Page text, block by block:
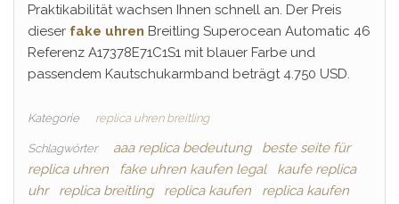
Praktikabilität wachsen Ihnen schnell an. Der Preis
dieser fake uhren Breitling Superocean Automatic 46
Referenz A17378E71C1S1 mit blauer Farbe und
passendem Kautschukarmband beträgt 4.750 USD.
Kategorie replica uhren breitling
Schlagwörter aaa replica bedeutung
beste seite für
replica uhren
fake uhren kaufen legal
kaufe replica
uhr
replica breitling replica kaufen replica kaufen